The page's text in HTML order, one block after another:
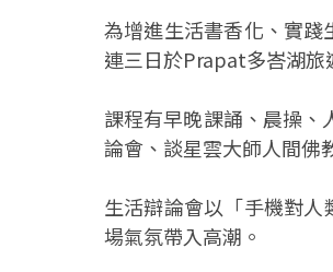
為增進生活書香化、實
連三日於Prapat多峇湖旅
課程有早晚課誦、晨操
論會、談星雲大師人間佛
生活辯論會以「手機對
場氣氛帶入高潮。